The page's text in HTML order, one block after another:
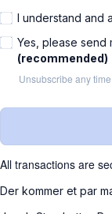
I understand and
Yes, please send
(recommended)
Unsubscribe any time.
All transactions are
Der kommer et par